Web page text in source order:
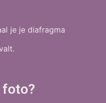
je je diafragma